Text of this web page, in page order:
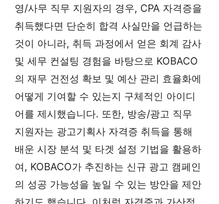
영/사무 직무 지원자의 경우, CPA 자격증을
취득했다면 단순히 합격 사실만을 언급하는
것이 아니라, 취득 과정에서 얻은 회계 감사
및 세무 컨설팅 경험을 바탕으로 KOBACO
의 재무 건전성 확보 및 예산 관리 효율화에
어떻게 기여할 수 있는지 구체적인 아이디
어를 제시했습니다. 또한, 방송/광고 직무
지원자는 광고기획사 자격증 취득을 통해
배운 시장 분석 및 타겟 설정 기법을 활용하
여, KOBACO가 추진하는 신규 광고 캠페인
의 성공 가능성을 높일 수 있는 방안을 제안